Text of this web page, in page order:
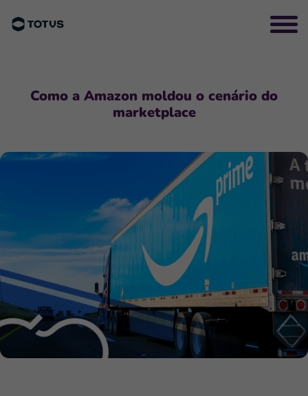
Como a Amazon moldou o cenário do
marketplace